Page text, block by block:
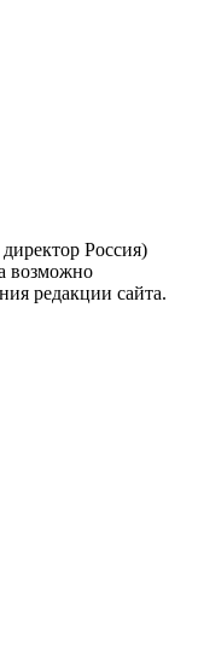
Россия)
возможно
редакции сайта.